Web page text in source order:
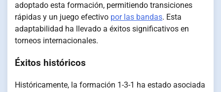
adoptado esta formación, permitiendo transiciones
rápidas y un juego efectivo por las bandas. Esta
adaptabilidad ha llevado a éxitos significativos en
torneos internacionales.
Éxitos históricos
Históricamente, la formación 1-3-1 ha estado asociada